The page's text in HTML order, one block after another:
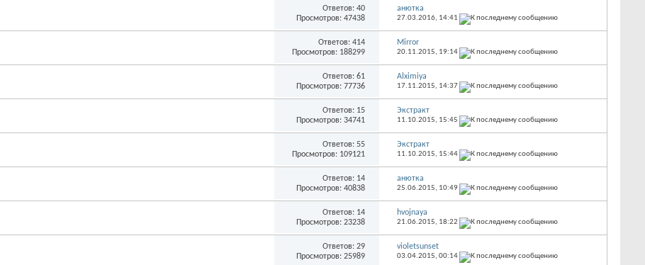
Ответов: 40
Просмотров: 47438
анютка
27.03.2016, 14:41
Ответов: 414
Просмотров: 188299
Mirror
20.11.2015, 19:14
Ответов: 61
Просмотров: 77736
Alximiya
17.11.2015, 14:37
Ответов: 15
Просмотров: 34741
Экстракт
11.10.2015, 15:45
Ответов: 55
Просмотров: 109121
Экстракт
11.10.2015, 15:44
Ответов: 14
Просмотров: 40838
анютка
25.06.2015, 10:49
Ответов: 14
Просмотров: 23238
hvojnaya
21.06.2015, 18:22
Ответов: 29
Просмотров: 25989
violetsunset
03.04.2015, 00:14